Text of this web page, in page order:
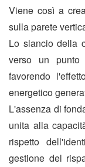
Viene così a
sulla parete
Lo slancio della
verso un punto
favorendo
energetico
L'assenza di
unita alla
rispetto
gestione del